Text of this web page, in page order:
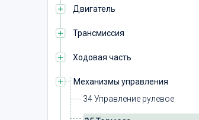
Двигатель
Трансмиссия
Ходовая часть
Механизмы управления
34 Управление рулевое